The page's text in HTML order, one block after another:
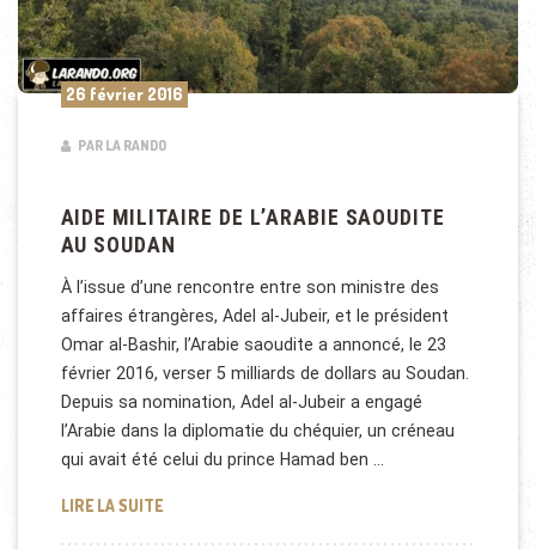
26 février 2016
PAR LA RANDO
AIDE MILITAIRE DE L’ARABIE SAOUDITE
AU SOUDAN
À l’issue d’une rencontre entre son ministre des
affaires étrangères, Adel al-Jubeir, et le président
Omar al-Bashir, l’Arabie saoudite a annoncé, le 23
février 2016, verser 5 milliards de dollars au Soudan.
Depuis sa nomination, Adel al-Jubeir a engagé
l’Arabie dans la diplomatie du chéquier, un créneau
qui avait été celui du prince Hamad ben …
LIRE LA SUITEAIDE MILITAIRE DE L’ARABIE SAOUDITE AU SOUDAN